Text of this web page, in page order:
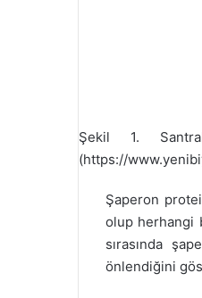
Şekil 1.
(https://
Şaperon
olup herhangi
sırasında
önlendiğini